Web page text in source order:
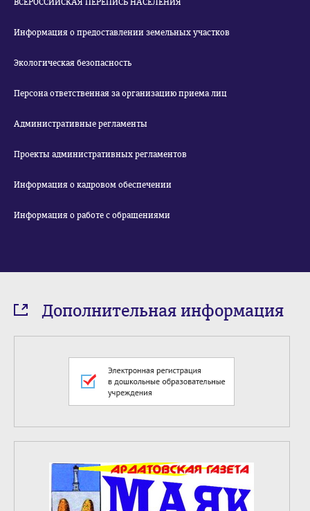
ВСЕРОССИЙСКАЯ ПЕРЕПИСЬ НАСЕЛЕНИЯ
Информация о предоставлении земельных участков
Экологическая безопасность
Персона ответственная за организацию приема лиц
Административные регламенты
Проекты административных регламентов
Информация о кадровом обеспечении
Информация о работе с обращениями
Дополнительная информация